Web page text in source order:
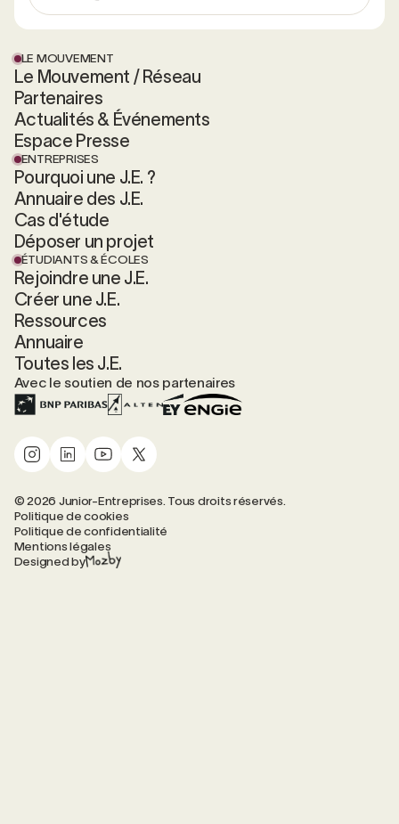
LE MOUVEMENT
Le Mouvement / Réseau
Partenaires
Actualités & Événements
Espace Presse
ENTREPRISES
Pourquoi une J.E. ?
Annuaire des J.E.
Cas d'étude
Déposer un projet
ÉTUDIANTS & ÉCOLES
Rejoindre une J.E.
Créer une J.E.
Ressources
Annuaire
Toutes les J.E.
Avec le soutien de nos partenaires
© 2026 Junior-Entreprises. Tous droits réservés.
Politique de cookies
Politique de confidentialité
Mentions légales
Designed by